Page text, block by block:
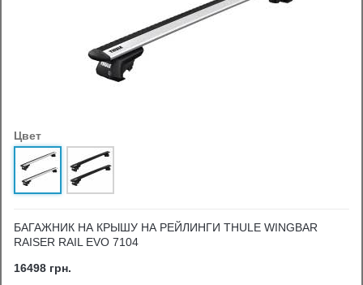
Цвет
БАГАЖНИК НА КРЫШУ НА РЕЙЛИНГИ THULE WINGBAR
RAISER RAIL EVO 7104
16498 грн.